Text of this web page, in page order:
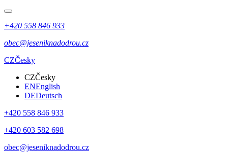
+420 558 846 933
obec@jeseniknadodrou.cz
CZČesky
CZČesky
ENEnglish
DEDeutsch
+420 558 846 933
+420 603 582 698
obec@jeseniknadodrou.cz